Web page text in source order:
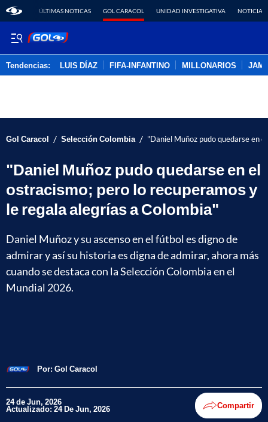
ÚLTIMAS NOTICAS GOL CARACOL UNIDAD INVESTIGATIVA NOTICIAS
Tendencias: LUIS DÍAZ FIFA-INFANTINO MILLONARIOS
Gol Caracol / Selección Colombia / "Daniel Muñoz pudo quedarse en
"Daniel Muñoz pudo quedarse en el
ostracismo; pero lo recuperamos y
le regala alegrías a Colombia"
Daniel Muñoz y su ascenso en el fútbol es digno de
admirar y así su historia es digna de admirar, ahora más
cuando se destaca con la Selección Colombia en el
Mundial 2026.
Por: Gol Caracol
24 de Jun, 2026
Actualizado: 24 De Jun, 2026 Compartir